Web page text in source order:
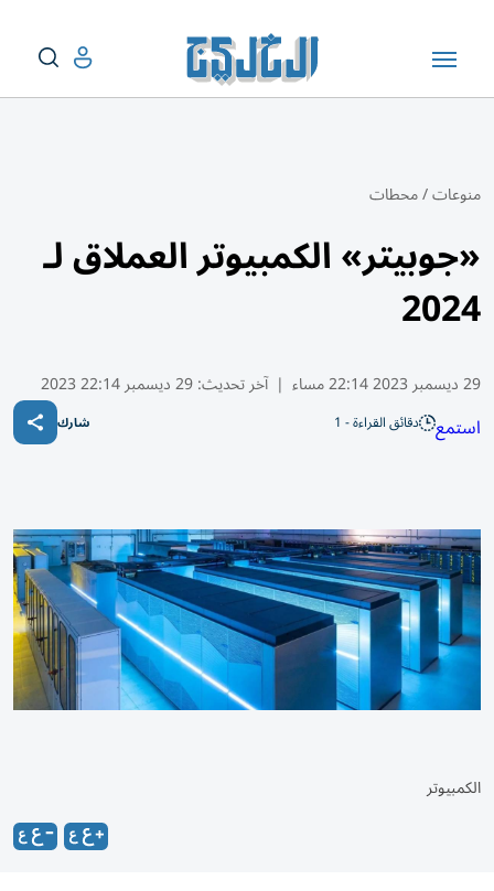
منوعات/محطات
«جوبيتر» الكمبيوتر العملاق لـ
2024
29 ديسمبر 2023 22:14 مساء | آخر تحديث:29 ديسمبر 22:14 2023
استمع دقائق القراءة - 1 شارك
الكمبيوتر